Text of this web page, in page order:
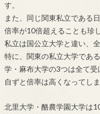
す。
また、同じ関東私立である
倍率が10倍超えることも珍
私立は国公立大学と違い、
特に、関東の私立大学であ
学・麻布大学の3つは全て受
自ずと倍率は高くなってし
北里大学・酪農学園大学は